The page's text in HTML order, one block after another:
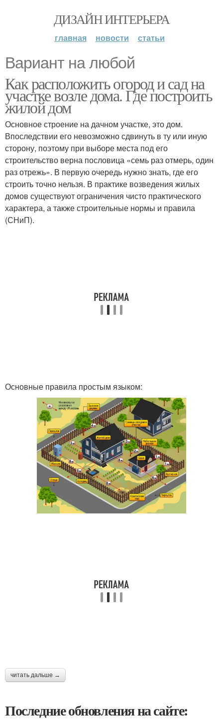
ДИЗАЙН ИНТЕРЬЕРА
главная новости статьи
Вариант на любой
Как расположить огород и сад на
участке возле дома. Где построить
жилой дом
Основное строение на дачном участке, это дом.
Впоследствии его невозможно сдвинуть в ту или иную
сторону, поэтому при выборе места под его
строительство верна пословица «семь раз отмерь, один
раз отрежь». В первую очередь нужно знать, где его
строить точно нельзя. В практике возведения жилых
домов существуют ограничения чисто практического
характера, а также строительные нормы и правила
(СНиП).
Основные правила простым языком:
читать дальше →
Последние обновления на сайте: